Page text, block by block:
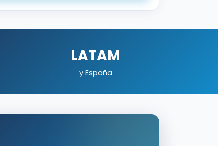
LATAM
y España